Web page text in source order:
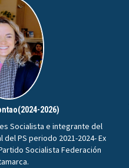
2026)
Socialista e integrante del
PS periodo 2021-2024- Ex
Socialista Federación